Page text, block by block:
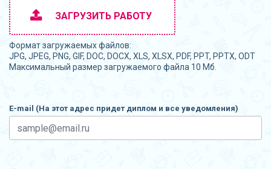
ЗАГРУЗИТЬ РАБОТУ
Формат загружаемых файлов:
JPG, JPEG, PNG, GIF, DOC, DOCX, XLS, XLSX, PDF, PPT, PPTX, ODT
Максимальный размер загружаемого файла 10 Мб.
E-mail (На этот адрес придет диплом и все уведомления)